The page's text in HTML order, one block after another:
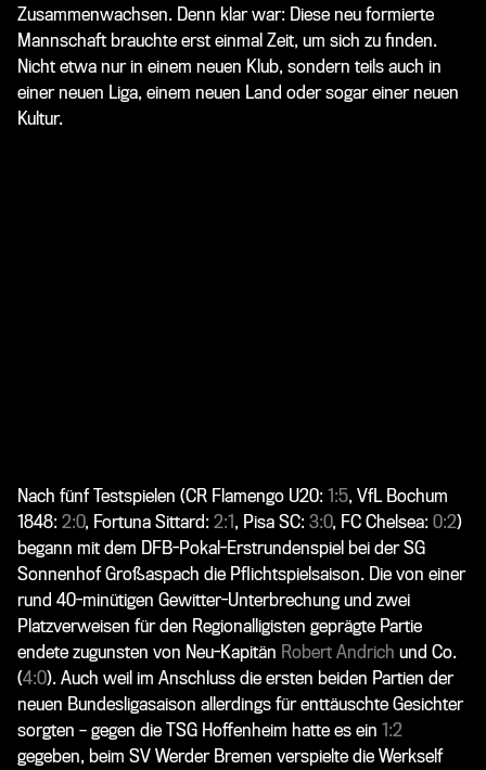
Zusammenwachsen. Denn klar war: Diese neu formierte
Mannschaft brauchte erst einmal Zeit, um sich zu finden.
Nicht etwa nur in einem neuen Klub, sondern teils auch in
einer neuen Liga, einem neuen Land oder sogar einer neuen
Kultur.
Nach fünf Testspielen (CR Flamengo U20: 1:5, VfL Bochum
1848: 2:0, Fortuna Sittard: 2:1, Pisa SC: 3:0, FC Chelsea: 0:2)
begann mit dem DFB-Pokal-Erstrundenspiel bei der SG
Sonnenhof Großaspach die Pflichtspielsaison. Die von einer
rund 40-minütigen Gewitter-Unterbrechung und zwei
Platzverweisen für den Regionalligisten geprägte Partie
endete zugunsten von Neu-Kapitän Robert Andrich und Co.
(4:0). Auch weil im Anschluss die ersten beiden Partien der
neuen Bundesligasaison allerdings für enttäuschte Gesichter
sorgten – gegen die TSG Hoffenheim hatte es ein 1:2
gegeben, beim SV Werder Bremen verspielte die Werkself